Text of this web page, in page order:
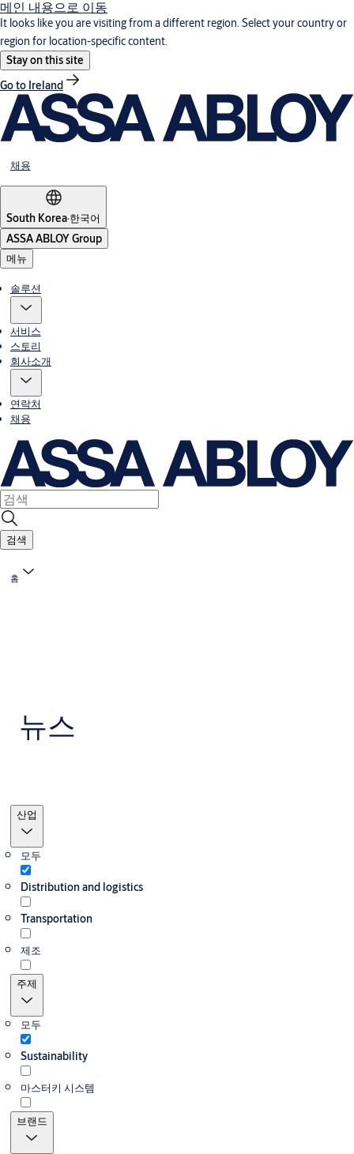
메인 내용으로 이동
It looks like you are visiting from a different region. Select your country or
region for location-specific content.
Stay on this site
Go to Ireland
채용
South Korea·한국어
ASSA ABLOY Group
메뉴
솔루션
서비스
스토리
회사소개
연락처
채용
검색
홈
뉴스
터
산업
모두
Distribution and logistics
Transportation
제조
주제
모두
Sustainability
마스터키 시스템
브랜드